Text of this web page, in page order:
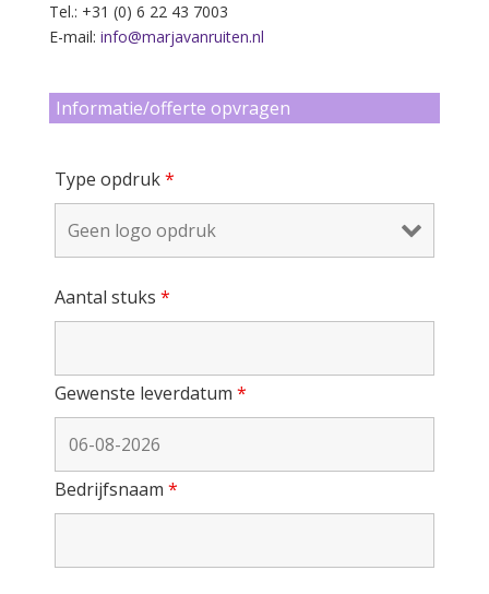
Tel.: +31 (0) 6 22 43 7003
E-mail: info@marjavanruiten.nl
Informatie/offerte opvragen
Type opdruk*
Aantal stuks *
Gewenste leverdatum *
Bedrijfsnaam *